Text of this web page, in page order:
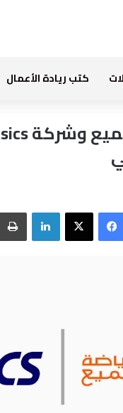
كتب ريادة الأعمال
فيسبوك‫X لينكدإن